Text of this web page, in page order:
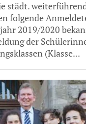
städt.
folgende
2019/2020
der
(Klasse...